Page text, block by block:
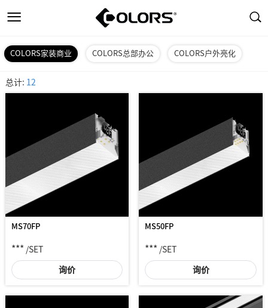
COLORS家装商业 COLORS总部办公 COLORS户外亮化
总计: 12
MS70FP
***/SET
询价
MS50FP
*** /SET
询价